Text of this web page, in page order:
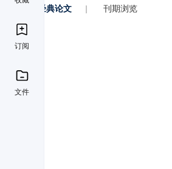
订阅
文件
经典论文 | 刊期浏览